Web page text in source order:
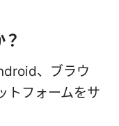
、ブラウ
トフォームをサ